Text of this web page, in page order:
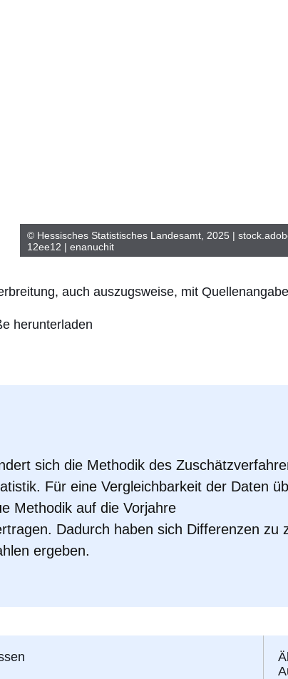
© Hessisches Statistisches Landesamt, 2025 |
12ee12 | enanuchit
auch auszugsweise, mit
herunterladen
sich die Methodik des
Für eine Vergleichbarkeit der Daten
Methodik auf die Vorjahre
Dadurch haben sich Differenzen zu
ergeben.